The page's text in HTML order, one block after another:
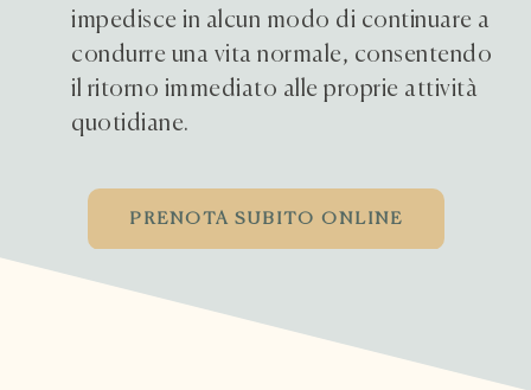
impedisce in alcun modo di continuare a
condurre una vita normale, consentendo
il ritorno immediato alle proprie attività
quotidiane.
PRENOTA SUBITO ONLINE